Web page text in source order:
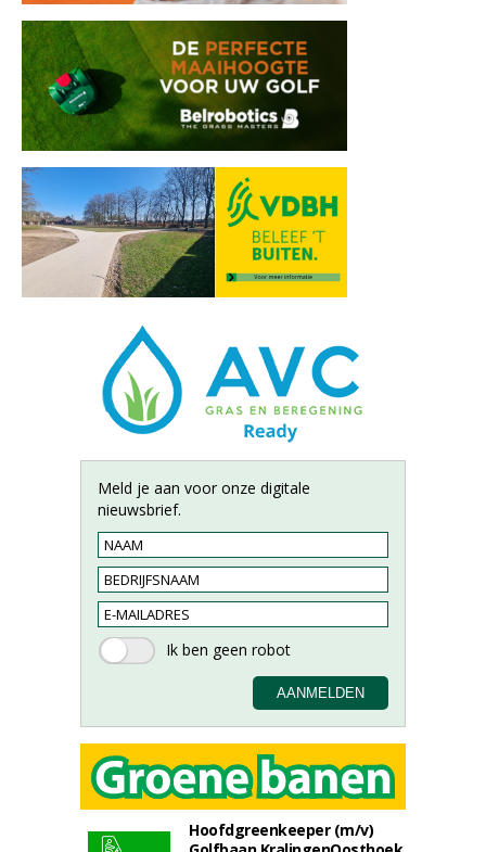
Meld je aan voor onze digitale
nieuwsbrief.
Hoofdgreenkeeper (m/v)